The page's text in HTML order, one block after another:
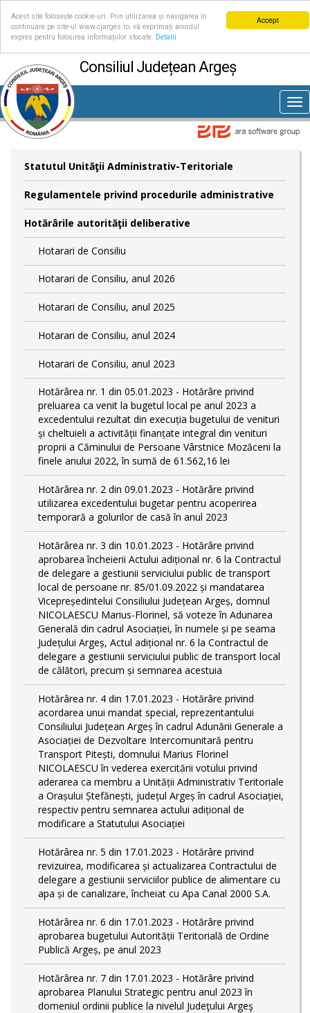
Accept
Acest site folosește cookie-uri. Prin utilizarea și navigarea în
continuare pe site-ul www.cjarges.ro, vă exprimați acordul
expres pentru folosirea informațiilor stocate.
Detalii
Consiliul Județean Argeș
Statutul Unităţii Administrativ-Teritoriale
Regulamentele privind procedurile administrative
Hotărârile autorităţii deliberative
Hotarari de Consiliu
Hotarari de Consiliu, anul 2026
Hotarari de Consiliu, anul 2025
Hotarari de Consiliu, anul 2024
Hotarari de Consiliu, anul 2023
Hotărârea nr. 1 din 05.01.2023 - Hotărâre privind
preluarea ca venit la bugetul local pe anul 2023 a
excedentului rezultat din execuția bugetului de venituri
și cheltuieli a activității finanțate integral din venituri
proprii a Căminului de Persoane Vârstnice Mozăceni la
finele anului 2022, în sumă de 61.562,16 lei
Hotărârea nr. 2 din 09.01.2023 - Hotărâre privind
utilizarea excedentului bugetar pentru acoperirea
temporară a golurilor de casă în anul 2023
Hotărârea nr. 3 din 10.01.2023 - Hotărâre privind
aprobarea încheierii Actului adițional nr. 6 la Contractul
de delegare a gestiunii serviciului public de transport
local de persoane nr. 85/01.09.2022 și mandatarea
Vicepreședintelui Consiliului Județean Argeș, domnul
NICOLAESCU Marius-Florinel, să voteze în Adunarea
Generală din cadrul Asociației, în numele și pe seama
Județului Argeș, Actul adițional nr. 6 la Contractul de
delegare a gestiunii serviciului public de transport local
de călători, precum și semnarea acestuia
Hotărârea nr. 4 din 17.01.2023 - Hotărâre privind
acordarea unui mandat special, reprezentantului
Consiliului Județean Argeș în cadrul Adunării Generale a
Asociației de Dezvoltare Intercomunitară pentru
Transport Pitești, domnului Marius Florinel
NICOLAESCU în vederea exercitării votului privind
aderarea ca membru a Unității Administrativ Teritoriale
a Orașului Ștefănești, județul Argeș în cadrul Asociației,
respectiv pentru semnarea actului adițional de
modificare a Statutului Asociației
Hotărârea nr. 5 din 17.01.2023 - Hotărâre privind
revizuirea, modificarea și actualizarea Contractului de
delegare a gestiunii serviciilor publice de alimentare cu
apa și de canalizare, încheiat cu Apa Canal 2000 S.A.
Hotărârea nr. 6 din 17.01.2023 - Hotărâre privind
aprobarea bugetului Autorității Teritorială de Ordine
Publică Argeș, pe anul 2023
Hotărârea nr. 7 din 17.01.2023 - Hotărâre privind
aprobarea Planului Strategic pentru anul 2023 în
domeniul ordinii publice la nivelul Judeţului Argeş